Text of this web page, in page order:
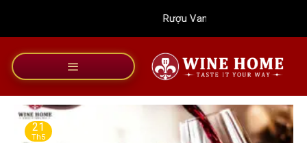
dung
Rượu Vang Wine Home
21
Th5